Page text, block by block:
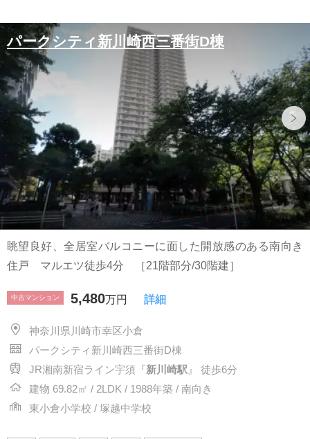
パークシティ新川崎西三番街D棟
眺望良好、全居室バルコニーに面した開放感のある南向き
住戸 マルエツ徒歩4分 ［21階部分/30階建］
中古マンション 5,480万円 詳細
神奈川県川崎市幸区小倉
パークシティ新川崎西三番街D棟
JR湘南新宿ライン宇須『新川崎駅 』 徒歩6分
建物 69.82㎡ / 2LDK / 1988年築 / 南向き
東小倉小学校 / 塚越中学校